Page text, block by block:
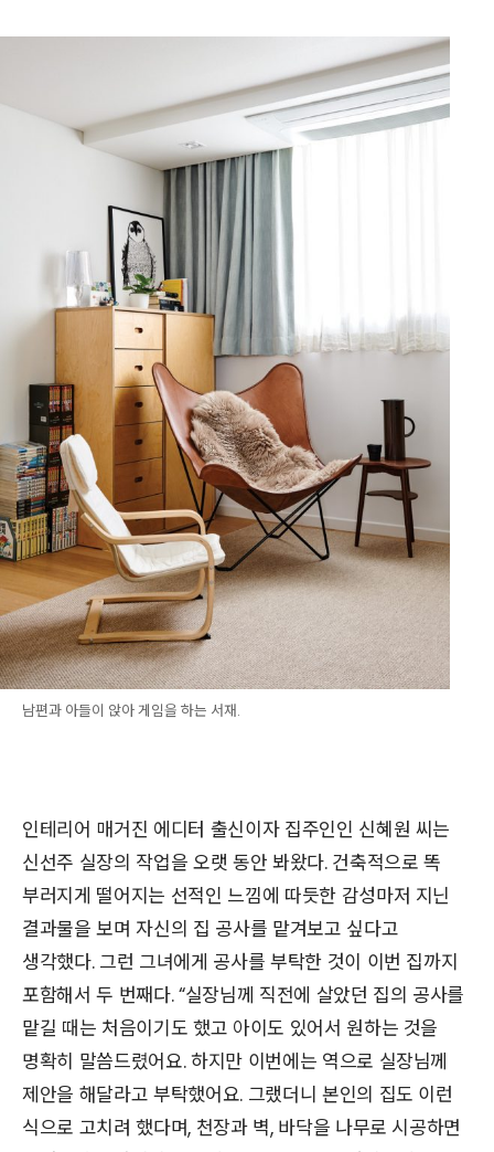
남편과 아들이 앉아 게임을 하는 서재.
인테리어 매거진 에디터 출신이자 집주인인 신혜원 씨는
신선주 실장의 작업을 오랫 동안 봐왔다. 건축적으로 똑
부러지게 떨어지는 선적인 느낌에 따듯한 감성마저 지닌
결과물을 보며 자신의 집 공사를 맡겨보고 싶다고
생각했다. 그런 그녀에게 공사를 부탁한 것이 이번 집까지
포함해서 두 번째다. “실장님께 직전에 살았던 집의 공사를
맡길 때는 처음이기도 했고 아이도 있어서 원하는 것을
명확히 말씀드렸어요. 하지만 이번에는 역으로 실장님께
제안을 해달라고 부탁했어요. 그랬더니 본인의 집도 이런
식으로 고치려 했다며, 천장과 벽, 바닥을 나무로 시공하면